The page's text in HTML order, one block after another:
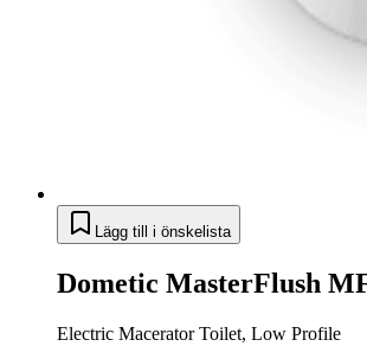
Lägg till i önskelista
Dometic MasterFlush
Electric Macerator Toilet, Low Profile